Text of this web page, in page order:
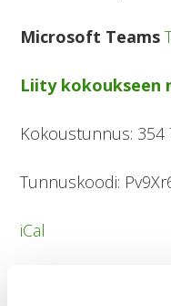
ry:n
Microsoft Teams
Liity kokoukseen
Kokoustunnus: 354
Tunnuskoodi:
iCal